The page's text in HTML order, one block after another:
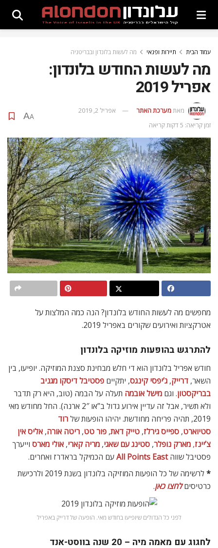
עמוד הבית תיירות ופנאי מה לעשות בלונדון ובבריטניה
מה לעשות החודש בלונדון:
אפריל 2019
מאתמערכת האתר
אפריל 2, 2019
זמן קריאה: 5 דקות קריאה
A
A
מחפשים מה לעשות החודש בלונדון? הנה כמה המלצות על
אטרקציות ואירועים שקורים באפריל 2019.
להתרגש בהופעות מוזיקה בלונדון
חודש אפריל בלונדון הוא די חלש מבחינת סצנת המוזיקה. יופיעו, בין
השאר, דרייק, ג’יפסי קינגס, יתקיים פסטיבל דיסקו מגניב
בבריקסטון. וגם מישל אובמה תעלה על הבמה (טוב, היא רק תדבר
ולא תשיר, אבל זה עדיין אירוע גדול ב”או 2″ ארנה).
החל מחודש מאי
2019, תהיה פריחה מחודשת. יהיהו הופעות של
רוד
סטיוארט, ספייס גירלז, טייק דאת, פור טט, ריטה אורה, אליס אין
צ’יינז, מארק נופלר, סטינג עם שאגי, מריה קארי, אולי מארס וייערך
פסטיבל שווהAll Points Eastעם הכמיקל בראדרז ואחרים.
*
לרשימה של כל הופעות המוזיקה בלונדון בשנת 2019 ולרכישת
כרטיסיםלחצו כאן.
לפני כל הגדולים שיופיעו בחודש מאי. הופעה של דרייק באפריל
לחגוג עם מאמה מיה – 20 שנה בווסט-אנד